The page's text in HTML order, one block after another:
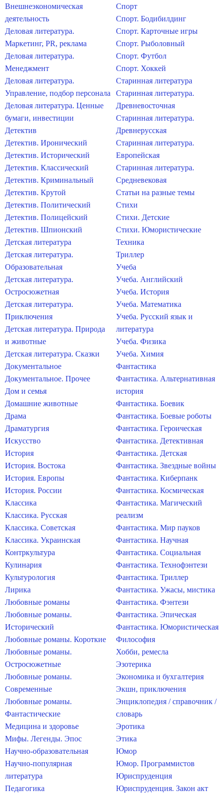
Внешнеэкономическая
деятельность
Деловая литература.
Маркетинг, PR, реклама
Деловая литература.
Менеджмент
Деловая литература.
Управление, подбор персонала
Деловая литература. Ценные
бумаги, инвестиции
Детектив
Детектив. Иронический
Детектив. Исторический
Детектив. Классический
Детектив. Криминальный
Детектив. Крутой
Детектив. Политический
Детектив. Полицейский
Детектив. Шпионский
Детская литература
Детская литература.
Образовательная
Детская литература.
Остросюжетная
Детская литература.
Приключения
Детская литература. Природа
и животные
Детская литература. Сказки
Документальное
Документальное. Прочее
Дом и семья
Домашние животные
Драма
Драматургия
Искусство
История
История. Востока
История. Европы
История. России
Классика
Классика. Русская
Классика. Советская
Классика. Украинская
Контркультура
Кулинария
Культурология
Лирика
Любовные романы
Любовные романы.
Исторический
Любовные романы. Короткие
Любовные романы.
Остросюжетные
Любовные романы.
Современные
Любовные романы.
Фантастические
Медицина и здоровье
Мифы. Легенды. Эпос
Научно-образовательная
Научно-популярная
литература
Педагогика
Спорт
Спорт. Бодибилдинг
Спорт. Карточные игры
Спорт. Рыболовный
Спорт. Футбол
Спорт. Хоккей
Старинная литература
Старинная литература.
Древневосточная
Старинная литература.
Древнерусская
Старинная литература.
Европейская
Старинная литература.
Средневековая
Статьи на разные темы
Стихи
Стихи. Детские
Стихи. Юмористические
Техника
Триллер
Учеба
Учеба. Английский
Учеба. История
Учеба. Математика
Учеба. Русский язык и
литература
Учеба. Физика
Учеба. Химия
Фантастика
Фантастика. Альтернативная
история
Фантастика. Боевик
Фантастика. Боевые роботы
Фантастика. Героическая
Фантастика. Детективная
Фантастика. Детская
Фантастика. Звездные войны
Фантастика. Киберпанк
Фантастика. Космическая
Фантастика. Магический
реализм
Фантастика. Мир пауков
Фантастика. Научная
Фантастика. Социальная
Фантастика. Технофэнтези
Фантастика. Триллер
Фантастика. Ужасы, мистика
Фантастика. Фэнтези
Фантастика. Эпическая
Фантастика. Юмористическая
Философия
Хобби, ремесла
Эзотерика
Экономика и бухгалтерия
Экшн, приключения
Энциклопедия / справочник /
словарь
Эротика
Этика
Юмор
Юмор. Программистов
Юриспруденция
Юриспруденция. Закон акт